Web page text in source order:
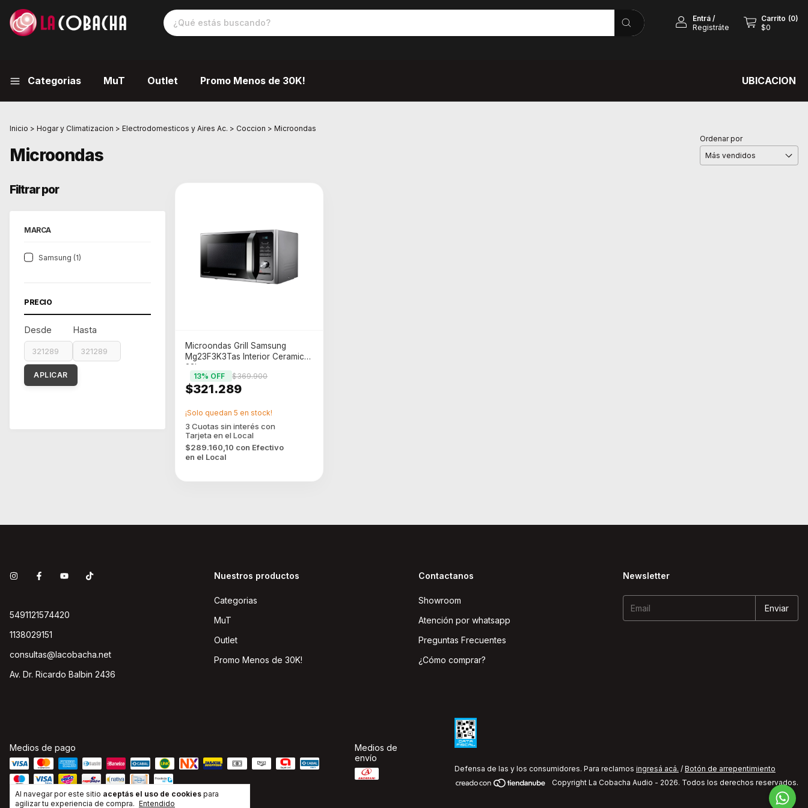
Entrá/
Registráte
Carrito (0)
$0
Categorias MuT Outlet Promo Menos de 30K! UBICACION
Al navegar por este sitio aceptás el uso de cookies para
agilizar tu experiencia de compra. Entendido
Inicio > Hogar y Climatizacion > Electrodomesticos y Aires Ac. > Coccion > Microondas
Microondas
Ordenar por
Filtrar por
MARCA
Samsung (1)
PRECIO
Desde Hasta
APLICAR
Microondas Grill Samsung
Mg23F3K3Tas Interior Ceramico
23L
$321.289
$369.900
13% OFF
$289.160,10 con Efectivo
en el Local
¡Solo quedan5 en stock!
5491121574420
1138029151
consultas@lacobacha.net
Av. Dr. Ricardo Balbin 2436
Nuestros productos
Categorias
MuT
Outlet
Promo Menos de 30K!
Contactanos
Showroom
Atención por whatsapp
Preguntas Frecuentes
¿Cómo comprar?
Newsletter
Medios de pago
Medios de
envío
Defensa de las y los consumidores. Para reclamos ingresá acá. / Botón de arrepentimiento
Copyright La Cobacha Audio - 2026. Todos los derechos reservados.